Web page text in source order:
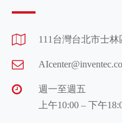
111台灣台北市士
週一至週五
上午10:00 – 下午